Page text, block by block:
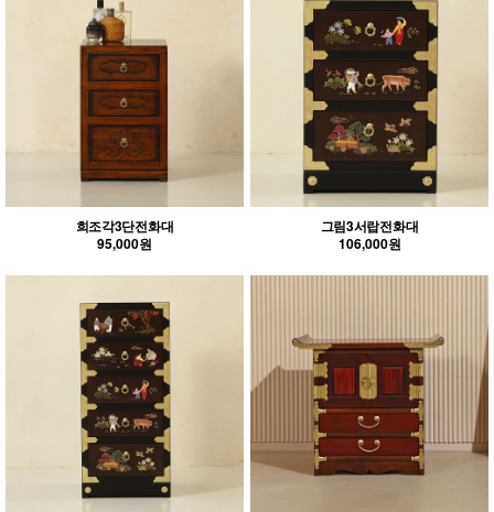
희조각3단전화대
95,000원
그림3서랍전화대
106,000원